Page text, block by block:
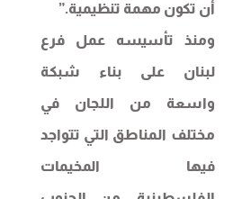
أن تكون مهمة تنظيمية.”
ومنذ تأسيسه عمل فرع
لبنان على بناء شبكة
واسعة من اللجان في
مختلف المناطق التي تتواجد
فيها المخيمات